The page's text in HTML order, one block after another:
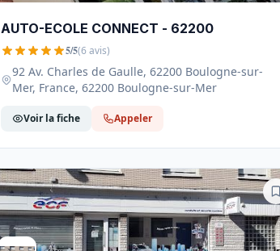
AUTO-ECOLE CONNECT - 62200
5/5(6 avis)
92 Av. Charles de Gaulle, 62200 Boulogne-sur-
Mer, France, 62200 Boulogne-sur-Mer
Voir la fiche Appeler